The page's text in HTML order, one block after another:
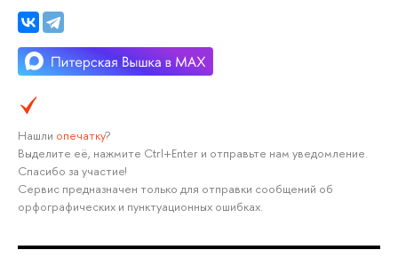
Нашли опечатку?
Выделите её, нажмите Ctrl+Enter и отправьте нам уведомление.
Спасибо за участие!
Сервис предназначен только для отправки сообщений об
орфографических и пунктуационных ошибках.